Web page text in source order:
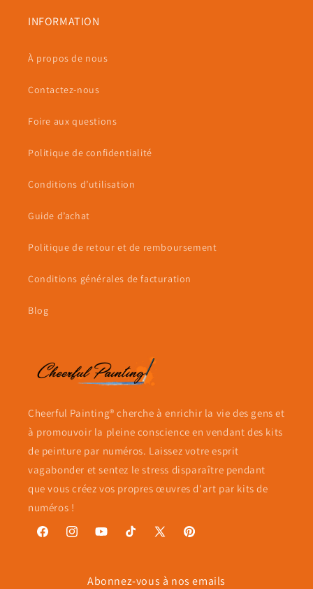
INFORMATION
À propos de nous
Contactez-nous
Foire aux questions
Politique de confidentialité
Conditions d’utilisation
Guide d’achat
Politique de retour et de remboursement
Conditions générales de facturation
Blog
Cheerful Painting® cherche à enrichir la vie des gens et
à promouvoir la pleine conscience en vendant des kits
de peinture par numéros. Laissez votre esprit
vagabonder et sentez le stress disparaître pendant
que vous créez vos propres œuvres d'art par kits de
numéros !
FacebookInstagramYouTubeTikTok
X
Pinterest
Abonnez-vous à nos emails